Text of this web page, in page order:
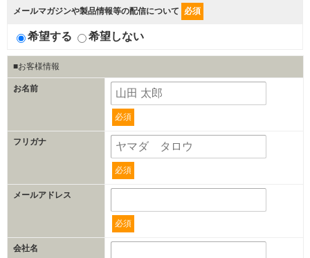
メールマガジンや製品情報等の配信について 必須
希望する 希望しない
■お客様情報
お名前
必須
フリガナ
必須
メールアドレス
必須
会社名